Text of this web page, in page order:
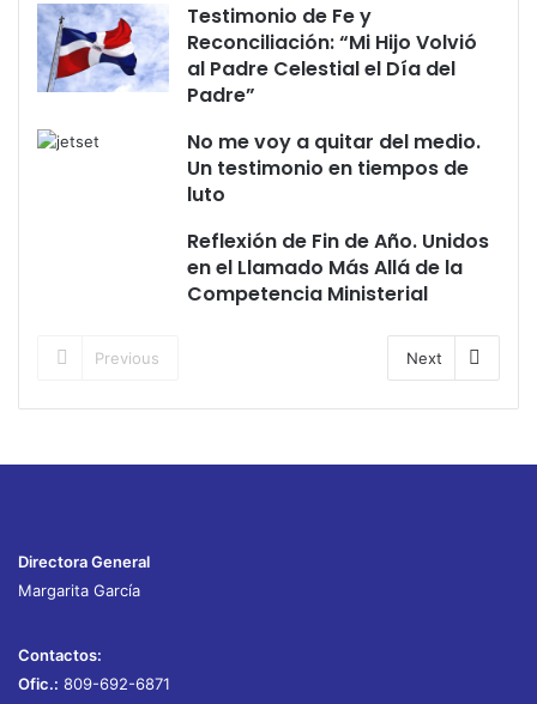
Testimonio de Fe y
Reconciliación: “Mi Hijo Volvió
al Padre Celestial el Día del
Padre”
No me voy a quitar del medio.
Un testimonio en tiempos de
luto
Reflexión de Fin de Año. Unidos
en el Llamado Más Allá de la
Competencia Ministerial
Previous Next
Directora General
Margarita García
Contactos:
Ofic.: 809-692-6871